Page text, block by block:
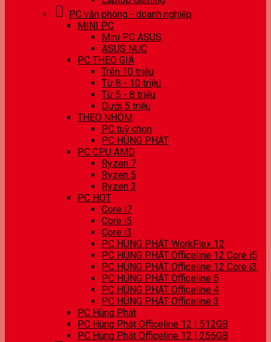
PC văn phòng - doanh nghiệp
MINI PC
Mini PC ASUS
ASUS NUC
PC THEO GIÁ
Trên 10 triệu
Từ 8 - 10 triệu
Từ 5 - 8 triệu
Dưới 5 triệu
THEO NHÓM
PC tuỳ chọn
PC HÙNG PHÁT
PC CPU AMD
Ryzen 7
Ryzen 5
Ryzen 3
PC HOT
Core i7
Core i5
Core i3
PC HÙNG PHÁT WorkFlex 12
PC HÙNG PHÁT Officeline 12 Core i5
PC HÙNG PHÁT Officeline 12 Core i3
PC HÙNG PHÁT Officeline 5
PC HÙNG PHÁT Officeline 4
PC HÙNG PHÁT Officeline 3
PC Hùng Phát
PC Hùng Phát Officeline 12 | 512GB
PC Hùng Phát Officeline 12 | 256GB